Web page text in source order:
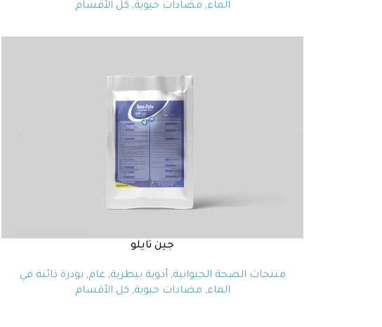
الماء, مضادات حيوية, كل الأقسام
جين تايلو
منتجات الصحة الحيوانية, أدوية بيطرية, عام, بودرة ذائبة في
الماء, مضادات حيوية, كل الأقسام